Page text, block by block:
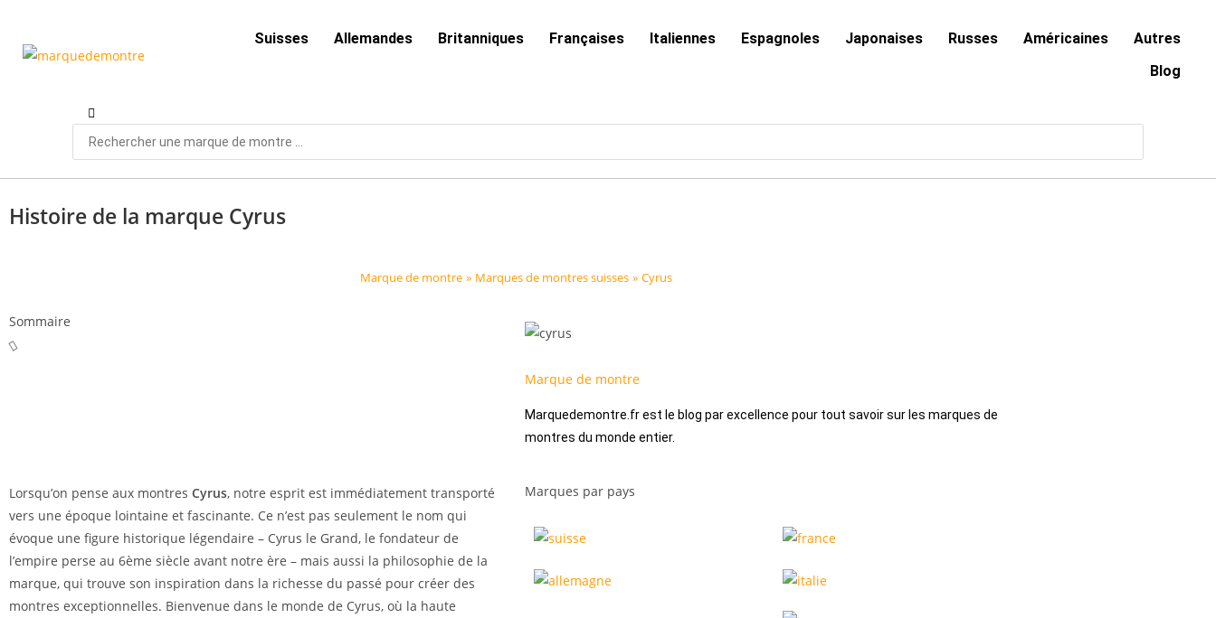
Suisses Allemandes Britanniques Françaises Italiennes Espagnoles Japonaises Russes Américaines
Autres
Blog
Histoire de la marque Cyrus
Marque de montre » Marques de montres suisses » Cyrus
Sommaire
Lorsqu’on pense aux montres Cyrus, notre esprit est immédiatement transporté
vers une époque lointaine et fascinante. Ce n’est pas seulement le nom qui
évoque une figure historique légendaire – Cyrus le Grand, le fondateur de
l’empire perse au 6ème siècle avant notre ère – mais aussi la philosophie de la
marque, qui trouve son inspiration dans la richesse du passé pour créer des
montres exceptionnelles. Bienvenue dans le monde de Cyrus, où la haute
Marque de montre
Marquedemontre.fr est le blog par excellence pour tout savoir sur les marques de
montres du monde entier.
Marques par pays